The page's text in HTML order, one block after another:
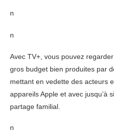
n
n
Avec TV+, vous pouvez
gros budget bien produites par
mettant en vedette des acteurs
appareils Apple et avec jusqu’à
partage familial.
n